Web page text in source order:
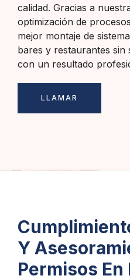
calidad. Gracias a
optimización de
mejor montaje de
bares y restaurantes sin
con un resultado
LLAMAR
Y
Permisos